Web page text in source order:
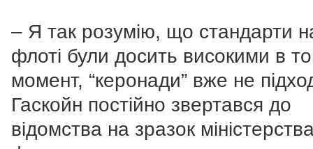
– Я так розумію, що стандарти
флоті були досить високими в
момент, “керонади” вже не
Гаскойн постійно звертався до
відомства на зразок